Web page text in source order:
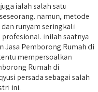
ialah salah satu
namun, metode
runyam seringkali
inilah saatnya
Jasa Pemborong Rumah di
mempersoalkan
Rumah di
persada sebagai salah
ini.